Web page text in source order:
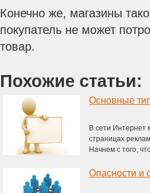
Конечно же, магазины
покупатель не может
товар.
Похожие статьи:
Основные
В сети Интернет
страницах
Начнем с того,
Опасности и